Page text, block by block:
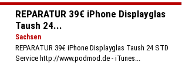
REPARATUR 39€ iPhone Displayglas
Taush 24...
Sachsen
REPARATUR 39€ iPhone Displayglas Taush 24 STD
Service http://www.podmod.de - iTunes...